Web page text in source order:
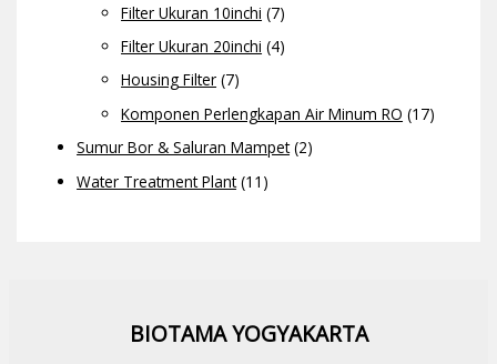
Filter Ukuran 10inchi (7)
Filter Ukuran 20inchi (4)
Housing Filter (7)
Komponen Perlengkapan Air Minum RO (17)
Sumur Bor & Saluran Mampet(2)
Water Treatment Plant(11)
BIOTAMA YOGYAKARTA